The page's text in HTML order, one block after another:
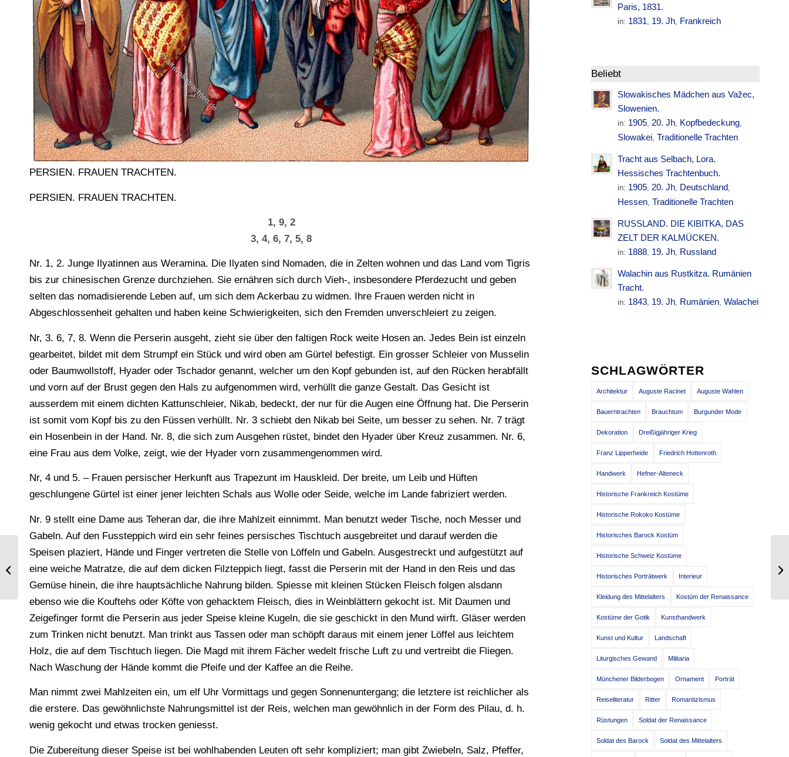
PERSIEN. FRAUEN TRACHTEN.
PERSIEN. FRAUEN TRACHTEN.
1, 9, 2
3, 4, 6, 7, 5, 8
Nr. 1, 2. Junge Ilyatinnen aus Weramina. Die Ilyaten sind Nomaden, die in Zelten wohnen und das Land vom Tigris
bis zur chinesischen Grenze durchziehen. Sie ernähren sich durch Vieh-, insbesondere Pferdezucht und geben
selten das nomadisierende Leben auf, um sich dem Ackerbau zu widmen. Ihre Frauen werden nicht in
Abgeschlossenheit gehalten und haben keine Schwierigkeiten, sich den Fremden unverschleiert zu zeigen.
Nr, 3. 6, 7, 8. Wenn die Perserin ausgeht, zieht sie über den faltigen Rock weite Hosen an. Jedes Bein ist einzeln
gearbeitet, bildet mit dem Strumpf ein Stück und wird oben am Gürtel befestigt. Ein grosser Schleier von Musselin
oder Baumwollstoff, Hyader oder Tschador genannt, welcher um den Kopf gebunden ist, auf den Rücken herabfällt
und vorn auf der Brust gegen den Hals zu aufgenommen wird, verhüllt die ganze Gestalt. Das Gesicht ist
ausserdem mit einem dichten Kattunschleier, Nikab, bedeckt, der nur für die Augen eine Öffnung hat. Die Perserin
ist somit vom Kopf bis zu den Füssen verhüllt. Nr. 3 schiebt den Nikab bei Seite, um besser zu sehen. Nr. 7 trägt
ein Hosenbein in der Hand. Nr. 8, die sich zum Ausgehen rüstet, bindet den Hyader über Kreuz zusammen. Nr. 6,
eine Frau aus dem Volke, zeigt, wie der Hyader vorn zusammengenommen wird.
Nr, 4 und 5. – Frauen persischer Herkunft aus Trapezunt im Hauskleid. Der breite, um Leib und Hüften
geschlungene Gürtel ist einer jener leichten Schals aus Wolle oder Seide, welche im Lande fabriziert werden.
Nr. 9 stellt eine Dame aus Teheran dar, die ihre Mahlzeit einnimmt. Man benutzt weder Tische, noch Messer und
Gabeln. Auf den Fussteppich wird ein sehr feines persisches Tischtuch ausgebreitet und darauf werden die
Speisen plaziert, Hände und Finger vertreten die Stelle von Löffeln und Gabeln. Ausgestreckt und aufgestützt auf
eine weiche Matratze, die auf dem dicken Filzteppich liegt, fasst die Perserin mit der Hand in den Reis und das
Gemüse hinein, die ihre hauptsächliche Nahrung bilden. Spiesse mit kleinen Stücken Fleisch folgen alsdann
ebenso wie die Kouftehs oder Köfte von gehacktem Fleisch, dies in Weinblättern gekocht ist. Mit Daumen und
Zeigefinger formt die Perserin aus jeder Speise kleine Kugeln, die sie geschickt in den Mund wirft. Gläser werden
zum Trinken nicht benutzt. Man trinkt aus Tassen oder man schöpft daraus mit einem jener Löffel aus leichtem
Holz, die auf dem Tischtuch liegen. Die Magd mit ihrem Fächer wedelt frische Luft zu und vertreibt die Fliegen.
Nach Waschung der Hände kommt die Pfeife und der Kaffee an die Reihe.
Man nimmt zwei Mahlzeiten ein, um elf Uhr Vormittags und gegen Sonnenuntergang; die letztere ist reichlicher als
die erstere. Das gewöhnlichste Nahrungsmittel ist der Reis, welchen man gewöhnlich in der Form des Pilau, d. h.
wenig gekocht und etwas trocken geniesst.
Die Zubereitung dieser Speise ist bei wohlhabenden Leuten oft sehr kompliziert; man gibt Zwiebeln, Salz, Pfeffer,
Paris, 1831.
in: 1831, 19. Jh, Frankreich
Beliebt
Slowakisches Mädchen aus Važec,
Slowenien.
in: 1905,20. Jh, Kopfbedeckung,
Slowakei, Traditionelle Trachten
Tracht aus Selbach, Lora.
Hessisches Trachtenbuch.
in: 1905,20. Jh, Deutschland,
Hessen, Traditionelle Trachten
RUSSLAND. DIE KIBITKA, DAS
ZELT DER KALMÜCKEN.
in: 1888, 19. Jh, Russland
Walachin aus Rustkitza. Rumänien
Tracht.
in: 1843, 19. Jh, Rumänien,Walachei
SCHLAGWÖRTER
Architektur Auguste Racinet Auguste Wahlen
Bauerntrachten Brauchtum Burgunder Mode
Dekoration Dreißigjähriger Krieg
Franz Lipperheide Friedrich Hottenroth
Handwerk Hefner-Alteneck
Historische Frankreich Kostüme
Historische Rokoko Kostüme
Historisches Barock Kostüm
Historische Schweiz Kostüme
Historisches Porträtwerk Interieur
Kleidung des Mittelalters Kostüm der Renaissance
Kostüme der Gotik Kunsthandwerk
Kunst und Kultur Landschaft
Liturgisches Gewand Militaria
Münchener Bilderbogen Ornament Porträt
Reiseliteratur Ritter Romantizismus
Rüstungen Soldat der Renaissance
Soldat des Barock Soldat des Mittelalters
Der Fröschengraben. Bilder aus der
Geschichte der Stadt Zürich.